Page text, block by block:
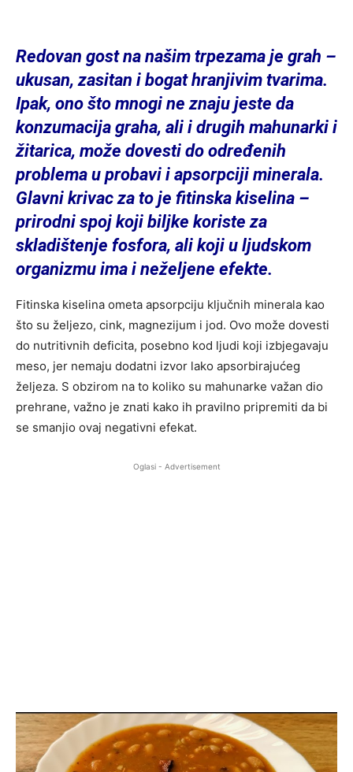
Redovan gost na našim trpezama je grah –
ukusan, zasitan i bogat hranjivim tvarima.
Ipak, ono što mnogi ne znaju jeste da
konzumacija graha, ali i drugih mahunarki i
žitarica, može dovesti do određenih
problema u probavi i apsorpciji minerala.
Glavni krivac za to je fitinska kiselina –
prirodni spoj koji biljke koriste za
skladištenje fosfora, ali koji u ljudskom
organizmu ima i neželjene efekte.
Fitinska kiselina ometa apsorpciju ključnih minerala kao
što su željezo, cink, magnezijum i jod. Ovo može dovesti
do nutritivnih deficita, posebno kod ljudi koji izbjegavaju
meso, jer nemaju dodatni izvor lako apsorbirajućeg
željeza. S obzirom na to koliko su mahunarke važan dio
prehrane, važno je znati kako ih pravilno pripremiti da bi
se smanjio ovaj negativni efekat.
Oglasi - Advertisement